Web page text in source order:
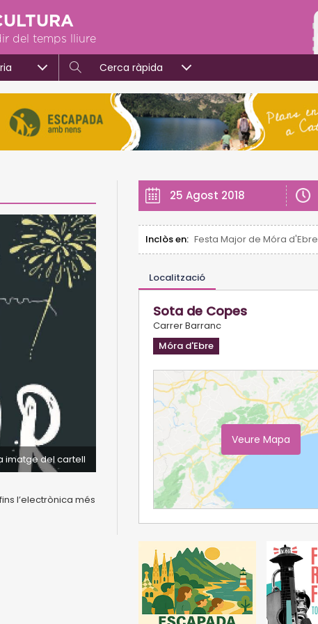
del temps lliure
Cerca ràpida
imatge del cartell
l’electrònica més
25 Agost 2018
Inclòs en: Festa Major de Móra d'Ebre
Localització
Sota de Copes
Carrer Barranc
Móra d'Ebre
Veure Mapa